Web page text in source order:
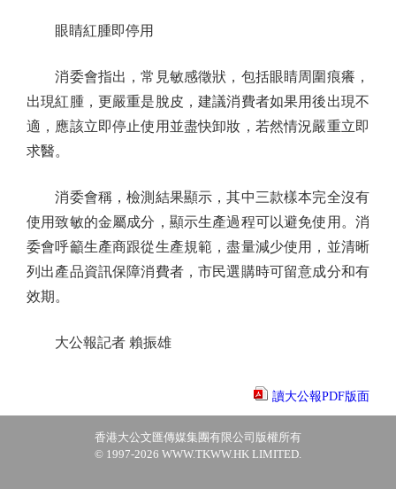
眼睛紅腫即停用
消委會指出，常見敏感徵狀，包括眼睛周圍痕癢，
出現紅腫，更嚴重是脫皮，建議消費者如果用後出現不
適，應該立即停止使用並盡快卸妝，若然情況嚴重立即
求醫。
消委會稱，檢測結果顯示，其中三款樣本完全沒有
使用致敏的金屬成分，顯示生產過程可以避免使用。消
委會呼籲生產商跟從生產規範，盡量減少使用，並清晰
列出產品資訊保障消費者，市民選購時可留意成分和有
效期。
大公報記者 賴振雄
讀大公報PDF版面
香港大公文匯傳媒集團有限公司版權所有
© 1997-2026 WWW.TKWW.HK LIMITED.